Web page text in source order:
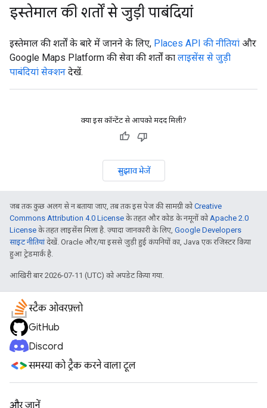
इस्तेमाल की शर्तों से जुड़ी पाबंदियां
इस्तेमाल की शर्तों के बारे में जानने के लिए, Places API की नीतियां और
Google Maps Platform की सेवा की शर्तों का लाइसेंस से जुड़ी
पाबंदियां सेक्शन देखें.
क्या इस कॉन्टेंट से आपको मदद मिली?
सुझाव भेजें
जब तक कुछ अलग से न बताया जाए, तब तक इस पेज की सामग्री कोCreative
Commons Attribution 4.0 License के तहत और कोड के नमूनों कोApache 2.0
License के तहत लाइसेंस मिला है. ज़्यादा जानकारी के लिए, Google Developers
साइट नीतियांदेखें. Oracle और/या इससे जुड़ी हुई कंपनियों का, Java एक रजिस्टर किया
हुआ ट्रेडमार्क है.
आखिरी बार 2026-07-11 (UTC) को अपडेट किया गया.
स्टैक ओवरफ़्लो
GitHub
Discord
समस्या को ट्रैक करने वाला टूल
और जानें